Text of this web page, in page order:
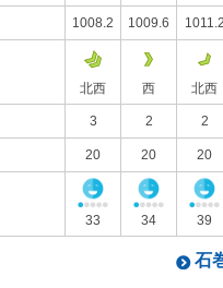
1008.2 1009.6
北西 西 北西
3 2 2
20 20 20
33 34 39
石